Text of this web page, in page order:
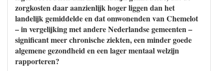
zorgkosten daar aanzienlijk hoger liggen dan het
landelijk gemiddelde en dat omwonenden van Chemelot
– in vergelijking met andere Nederlandse gemeenten –
significant meer chronische ziekten, een minder goede
algemene gezondheid en een lager mentaal welzijn
rapporteren?